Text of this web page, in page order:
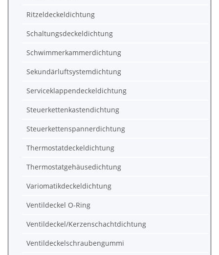
Ritzeldeckeldichtung
Schaltungsdeckeldichtung
Schwimmerkammerdichtung
Sekundärluftsystemdichtung
Serviceklappendeckeldichtung
Steuerkettenkastendichtung
Steuerkettenspannerdichtung
Thermostatdeckeldichtung
Thermostatgehäusedichtung
Variomatikdeckeldichtung
Ventildeckel O-Ring
Ventildeckel/Kerzenschachtdichtung
Ventildeckelschraubengummi